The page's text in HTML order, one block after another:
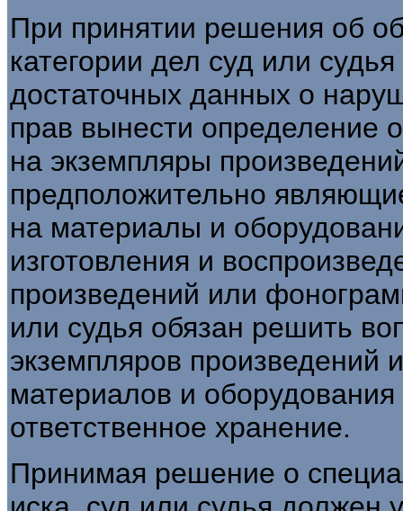
При принятии решения об
категории дел суд или
достаточных данных о
прав вынести определение
на экземпляры
предположительно
на материалы и
изготовления и
произведений или
или судья обязан решить
экземпляров произведений
материалов и
ответственное хранение.
Принимая решение о